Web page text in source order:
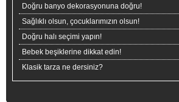
Doğru banyo dekorasyonuna doğru!
Sağlıklı olsun, çocuklarımızın olsun!
Doğru halı seçimi yapın!
Bebek beşiklerine dikkat edin!
Klasik tarza ne dersiniz?